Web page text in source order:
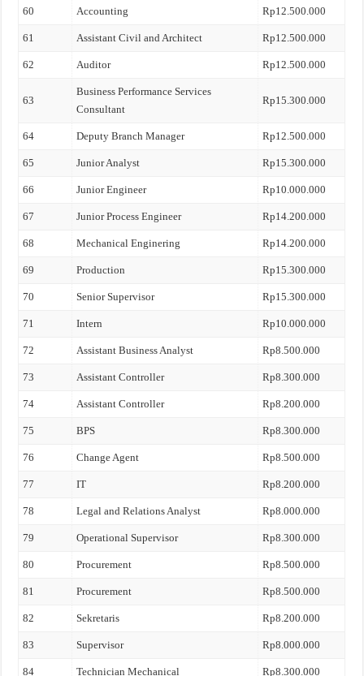
60 Accounting Rp12.500.000
61 Assistant Civil and Architect Rp12.500.000
62 Auditor Rp12.500.000
63
Business Performance Services
Consultant
Rp15.300.000
64 Deputy Branch Manager Rp12.500.000
65 Junior Analyst Rp15.300.000
66 Junior Engineer Rp10.000.000
67 Junior Process Engineer Rp14.200.000
68 Mechanical Enginering Rp14.200.000
69 Production Rp15.300.000
70 Senior Supervisor Rp15.300.000
71 Intern Rp10.000.000
72 Assistant Business Analyst Rp8.500.000
73 Assistant Controller Rp8.300.000
74 Assistant Controller Rp8.200.000
75 BPS Rp8.300.000
76 Change Agent Rp8.500.000
77 IT Rp8.200.000
78 Legal and Relations Analyst Rp8.000.000
79 Operational Supervisor Rp8.300.000
80 Procurement Rp8.500.000
81 Procurement Rp8.500.000
82 Sekretaris Rp8.200.000
83 Supervisor Rp8.000.000
84 Technician Mechanical Rp8.300.000